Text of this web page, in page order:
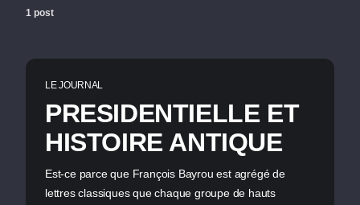
1 post
LE JOURNAL
PRESIDENTIELLE ET
HISTOIRE ANTIQUE
Est-ce parce que François Bayrou est agrégé de
lettres classiques que chaque groupe de hauts